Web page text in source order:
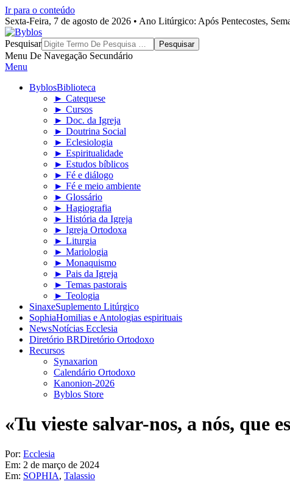
Ir para o conteúdo
Sexta-Feira, 7 de agosto de 2026 • Ano Litúrgico: Após Pentecostes,
Byblos
Pesquisar
Menu De Navegação Secundário
Menu
ByblosBiblioteca
► Catequese
► Cursos
► Doc. da Igreja
► Doutrina Social
► Eclesiologia
► Espiritualidade
► Estudos bíblicos
► Fé e diálogo
► Fé e meio ambiente
► Glossário
► Hagiografia
► História da Igreja
► Igreja Ortodoxa
► Liturgia
► Mariologia
► Monaquismo
► Pais da Igreja
► Temas pastorais
► Teologia
SinaxeSuplemento Litúrgico
SophiaHomilias e Antologias espirituais
NewsNotícias Ecclesia
Diretório BRDiretório Ortodoxo
Recursos
Synaxarion
Calendário Ortodoxo
Kanonion-2026
Byblos Store
«Tu vieste salvar-nos, a nós, que
Por: Ecclesia
Em: 2 de março de 2024
Em: SOPHIA, Talassio